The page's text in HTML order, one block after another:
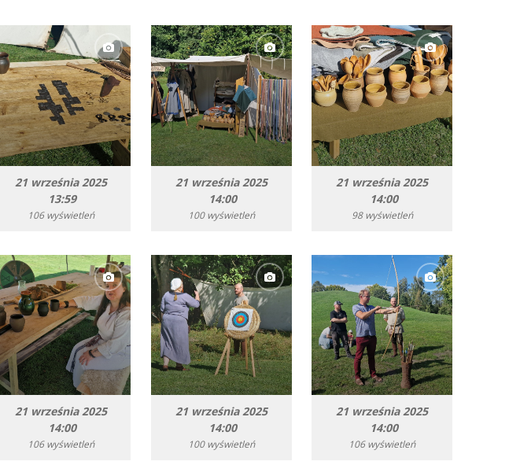
21 września 2025
13:59
106 wyświetleń
21 września 2025
14:00
100 wyświetleń
21 września 2025
14:00
98 wyświetleń
21 września 2025
14:00
106 wyświetleń
21 września 2025
14:00
100 wyświetleń
21 września 2025
14:00
106 wyświetleń